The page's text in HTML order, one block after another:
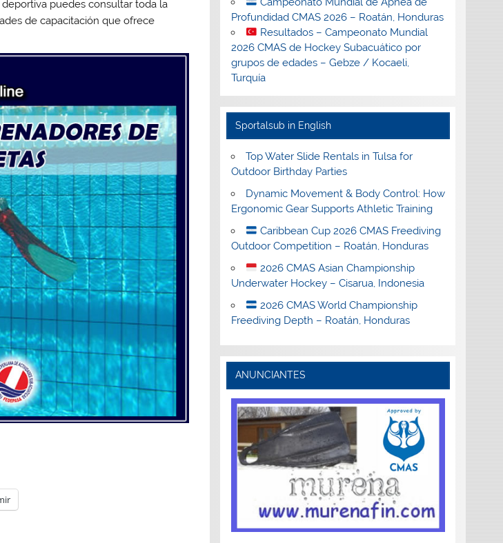
puedes consultar toda la
de capacitación que ofrece
Profundidad CMAS 2026 – Roatán, Honduras
Resultados – Campeonato Mundial
2026 CMAS de Hockey Subacuático por
grupos de edades – Gebze / Kocaeli,
Turquía
Sportalsub in English
Top Water Slide Rentals in Tulsa for
Outdoor Birthday Parties
Dynamic Movement & Body Control: How
Ergonomic Gear Supports Athletic Training
Caribbean Cup 2026 CMAS Freediving
Outdoor Competition – Roatán, Honduras
2026 CMAS Asian Championship
Underwater Hockey – Cisarua, Indonesia
2026 CMAS World Championship
Freediving Depth – Roatán, Honduras
ANUNCIANTES